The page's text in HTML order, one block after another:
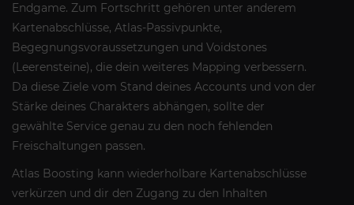
Endgame. Zum Fortschritt gehören unter anderem
Kartenabschlüsse, Atlas-Passivpunkte,
Begegnungsvoraussetzungen und Voidstones
(Leerensteine), die dein weiteres Mapping verbessern.
Da diese Ziele vom Stand deines Accounts und von der
Stärke deines Charakters abhängen, sollte der
gewählte Service genau zu den noch fehlenden
Freischaltungen passen.
Atlas Boosting kann wiederholbare Kartenabschlüsse
verkürzen und dir den Zugang zu den Inhalten